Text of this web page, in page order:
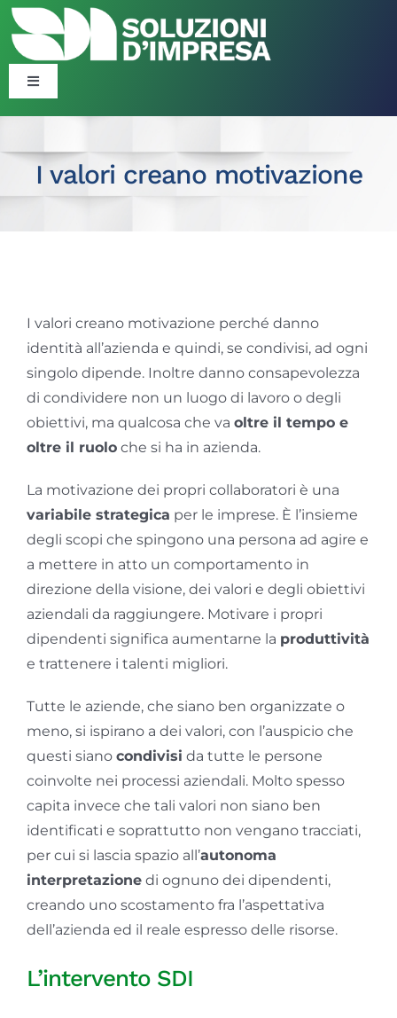
Salta
contenuto
Toggle
Corsi
GOL
Società Trasparente
I valori creano motivazione
immagine
I valori creano motivazione perché danno
identità all’azienda e quindi, se condivisi, ad ogni
singolo dipende. Inoltre danno consapevolezza
di condividere non un luogo di lavoro o degli
obiettivi, ma qualcosa che va oltre il tempo e
oltre il ruolo che si ha in azienda.
La motivazione dei propri collaboratori è una
variabile strategica per le imprese. È l’insieme
degli scopi che spingono una persona ad agire e
a mettere in atto un comportamento in
direzione della visione, dei valori e degli obiettivi
aziendali da raggiungere. Motivare i propri
dipendenti significa aumentarne la produttività
e trattenere i talenti migliori.
Tutte le aziende, che siano ben organizzate o
meno, si ispirano a dei valori, con l’auspicio che
questi siano condivisi da tutte le persone
coinvolte nei processi aziendali. Molto spesso
capita invece che tali valori non siano ben
identificati e soprattutto non vengano tracciati,
per cui si lascia spazio all’autonoma
interpretazione di ognuno dei dipendenti,
creando uno scostamento fra l’aspettativa
dell’azienda ed il reale espresso delle risorse.
L’intervento SDI